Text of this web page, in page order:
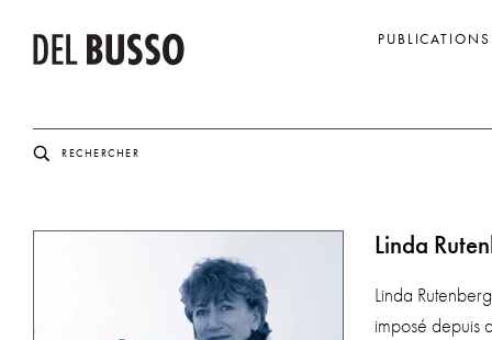
PUBLICATIONS
Linda
Linda
imposé depuis